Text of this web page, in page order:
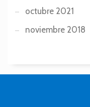
octubre 2021
noviembre 2018